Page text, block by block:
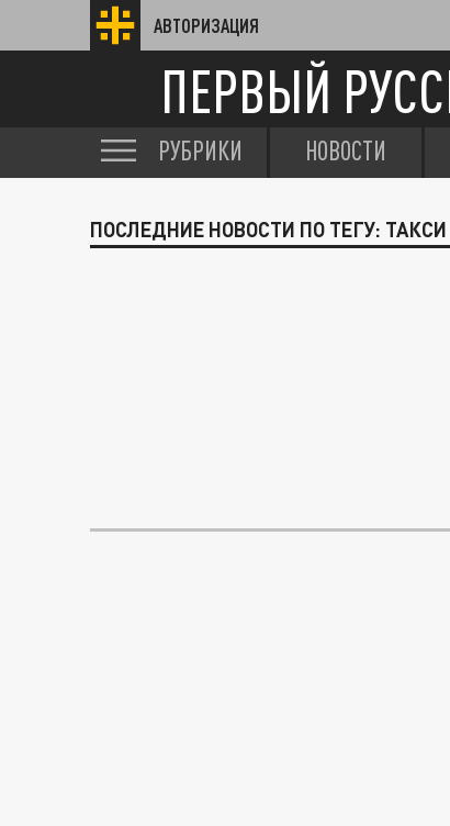
АВТОРИЗАЦИЯ
ПЕРВЫЙ
РУБРИКИ НОВОСТИ
ПОСЛЕДНИЕ НОВОСТИ ПО ТЕГУ: ТАКСИ